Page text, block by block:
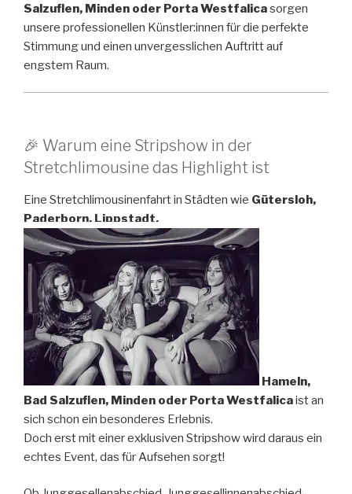
Salzuflen, Minden oder Porta Westfalicasorgen
unsere professionellen Künstler:innen für die perfekte
Stimmung und einen unvergesslichen Auftritt auf
engstem Raum.
🎉 Warum eine Stripshow in der
Stretchlimousine das Highlight ist
Eine Stretchlimousinenfahrt in Städten wie Gütersloh,
Paderborn, Lippstadt,
Hameln,
Bad Salzuflen, Minden oder Porta Westfalicaist an
sich schon ein besonderes Erlebnis.
Doch erst mit einer exklusiven Stripshow wird daraus ein
echtes Event, das für Aufsehen sorgt!